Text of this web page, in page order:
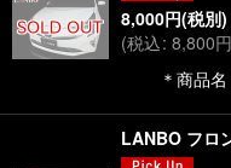
8,000円(税別)
(税込: 8,800円
＊商品名＊
LANBO フロ